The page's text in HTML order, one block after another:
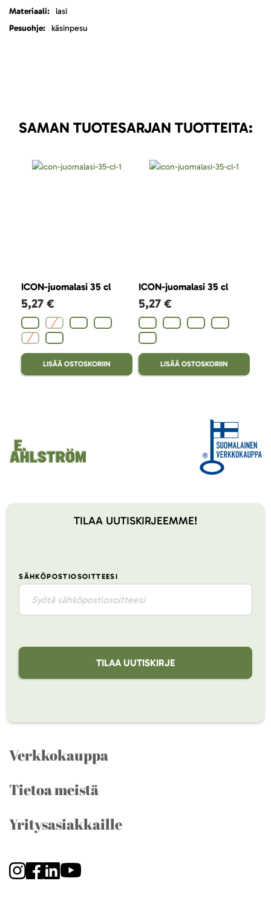
lasi
käsinpesu
SAMAN TUOTESARJAN TUOTTEITA:
ICON-juomalasi 35 cl
5,27 €
LISÄÄ OSTOSKORIIN
ICON-juomalasi 35 cl
5,27 €
LISÄÄ OSTOSKORIIN
TILAA UUTISKIRJEEMME!
SÄHKÖPOSTIOSOITTEESI
TILAA UUTISKIRJE
Verkkokauppa
Tietoa meistä
Yritysasiakkaille